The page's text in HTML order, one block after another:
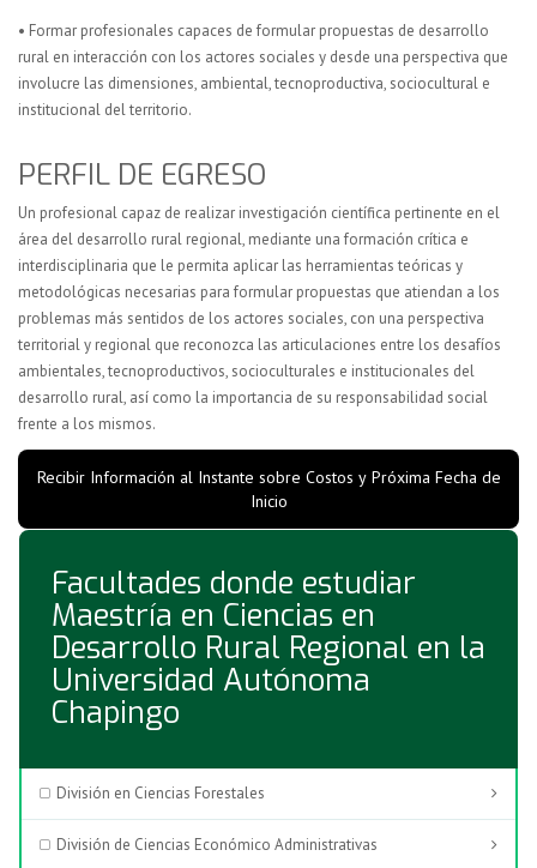
• Formar profesionales capaces de formular propuestas de desarrollo
rural en interacción con los actores sociales y desde una perspectiva que
involucre las dimensiones, ambiental, tecnoproductiva, sociocultural e
institucional del territorio.
PERFIL DE EGRESO
Un profesional capaz de realizar investigación científica pertinente en el
área del desarrollo rural regional, mediante una formación crítica e
interdisciplinaria que le permita aplicar las herramientas teóricas y
metodológicas necesarias para formular propuestas que atiendan a los
problemas más sentidos de los actores sociales, con una perspectiva
territorial y regional que reconozca las articulaciones entre los desafíos
ambientales, tecnoproductivos, socioculturales e institucionales del
desarrollo rural, así como la importancia de su responsabilidad social
frente a los mismos.
Recibir Información al Instante sobre Costos y Próxima Fecha de
Inicio
Facultades donde estudiar
Maestría en Ciencias en
Desarrollo Rural Regional en la
Universidad Autónoma
Chapingo
División en Ciencias Forestales
División de Ciencias Económico Administrativas